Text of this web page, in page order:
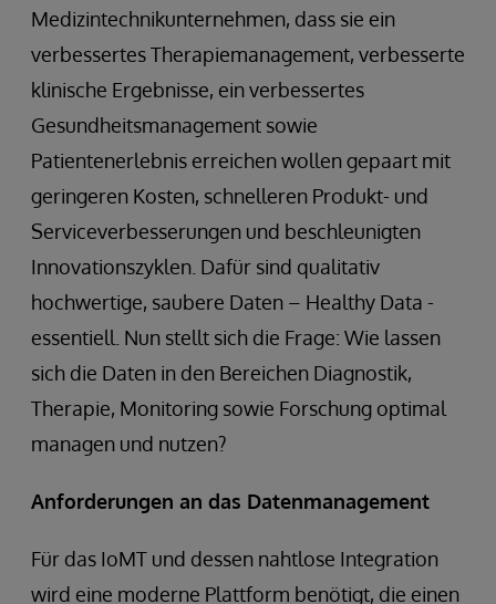
Medizintechnikunternehmen, dass sie ein
verbessertes Therapiemanagement, verbesserte
klinische Ergebnisse, ein verbessertes
Gesundheitsmanagement sowie
Patientenerlebnis erreichen wollen gepaart mit
geringeren Kosten, schnelleren Produkt- und
Serviceverbesserungen und beschleunigten
Innovationszyklen. Dafür sind qualitativ
hochwertige, saubere Daten – Healthy Data -
essentiell. Nun stellt sich die Frage: Wie lassen
sich die Daten in den Bereichen Diagnostik,
Therapie, Monitoring sowie Forschung optimal
managen und nutzen?
Anforderungen an das Datenmanagement
Für das IoMT und dessen nahtlose Integration
wird eine moderne Plattform benötigt, die einen